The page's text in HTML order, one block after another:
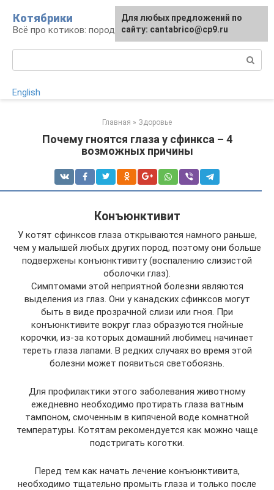
контенту
Котябрики
Всё про котиков: породы, содержание, уход
English
Главная » Здоровье
Почему гноятся глаза у сфинкса – 4
возможных причины
Конъюнктивит
У котят сфинксов глаза открываются намного раньше,
чем у малышей любых других пород, поэтому они больше
подвержены конъюнктивиту (воспалению слизистой
оболочки глаз).
Симптомами этой неприятной болезни являются
выделения из глаз. Они у канадских сфинксов могут
быть в виде прозрачной слизи или гноя. При
конъюнктивите вокруг глаз образуются гнойные
корочки, из-за которых домашний любимец начинает
тереть глаза лапами. В редких случаях во время этой
болезни может появиться светобоязнь.
Для профилактики этого заболевания животному
ежедневно необходимо протирать глаза ватным
тампоном, смоченным в кипяченой воде комнатной
температуры. Котятам рекомендуется как можно чаще
подстригать коготки.
Перед тем как начать лечение конъюнктивита,
необходимо тщательно промыть глаза и только после
Для любых предложений по
сайту: cantabrico@cp9.ru